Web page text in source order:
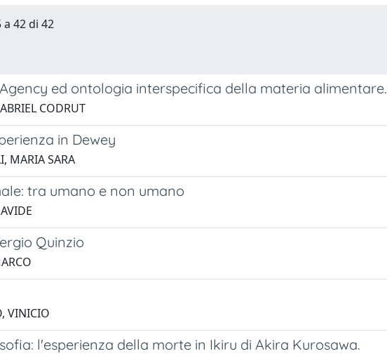
42 di 42
ed ontologia interspecifica della materia alimentare.
CODRUT
in Dewey
MARIA SARA
tra umano e non umano
Quinzio
VINICIO
l'esperienza della morte in Ikiru di Akira Kurosawa.